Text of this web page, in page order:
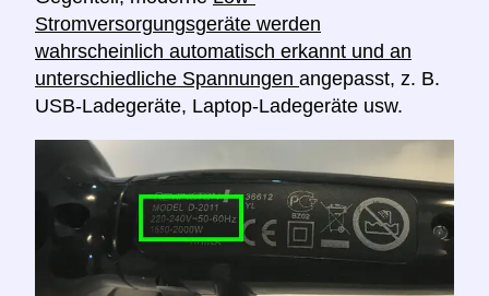
Stromversorgungsgeräte werden
wahrscheinlich automatisch erkannt und an
unterschiedliche Spannungen angepasst, z. B.
USB-Ladegeräte, Laptop-Ladegeräte usw.